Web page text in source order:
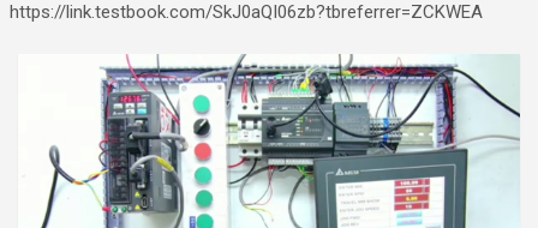
https://link.testbook.com/SkJ0aQI06zb?tbreferrer=ZCKWEA